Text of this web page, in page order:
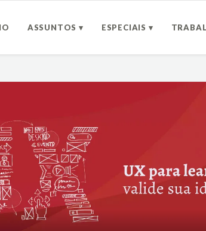
ASSUNTOS ▾ ESPECIAIS ▾